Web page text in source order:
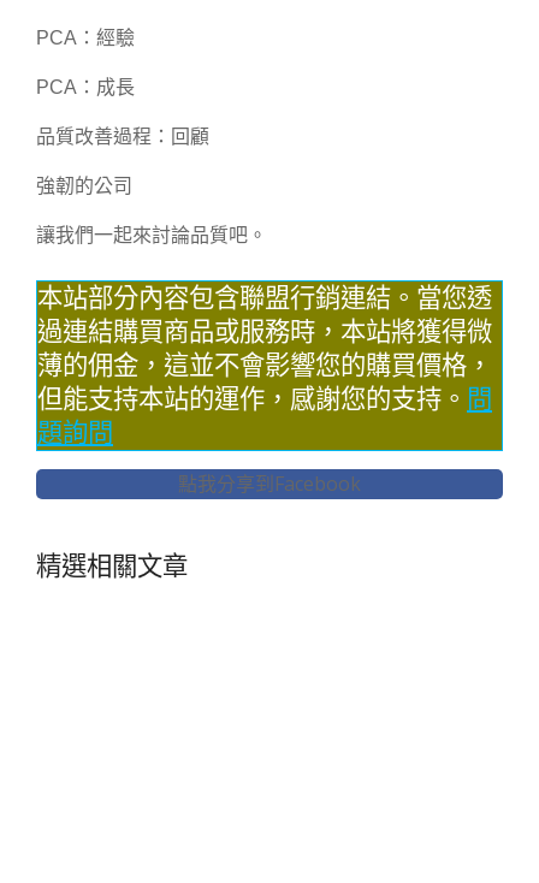
PCA：經驗
PCA：成長
品質改善過程：回顧
強韌的公司
讓我們一起來討論品質吧。
本站部分內容包含聯盟行銷連結。當您透
過連結購買商品或服務時，本站將獲得微
薄的佣金，這並不會影響您的購買價格，
但能支持本站的運作，感謝您的支持。 問
題詢問
點我分享到Facebook
精選相關文章